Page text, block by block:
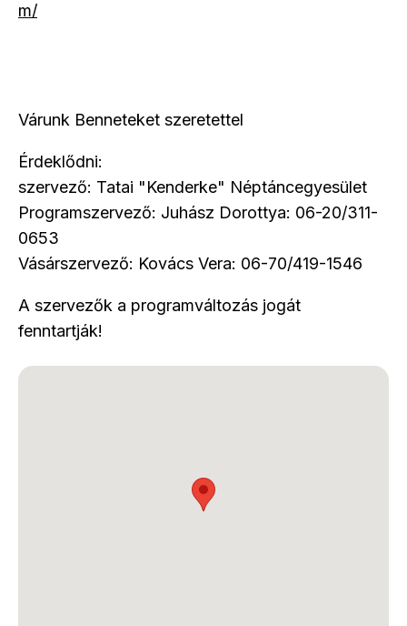
m/
Várunk Benneteket szeretettel
Érdeklődni:
szervező: Tatai "Kenderke" Néptáncegyesület
Programszervező: Juhász Dorottya: 06-20/311-
0653
Vásárszervező: Kovács Vera: 06-70/419-1546
A szervezők a programváltozás jogát
fenntartják!